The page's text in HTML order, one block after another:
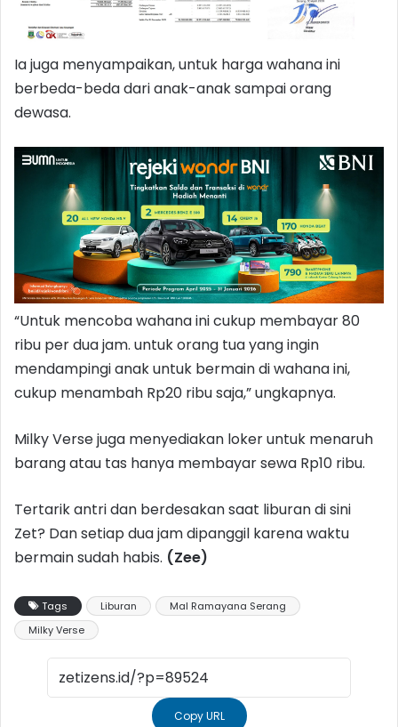
Ia juga menyampaikan, untuk harga wahana ini
berbeda-beda dari anak-anak sampai orang
dewasa.
“Untuk mencoba wahana ini cukup membayar 80
ribu per dua jam. untuk orang tua yang ingin
mendampingi anak untuk bermain di wahana ini,
cukup menambah Rp20 ribu saja,” ungkapnya.
Milky Verse juga menyediakan loker untuk menaruh
barang atau tas hanya membayar sewa Rp10 ribu.
Tertarik antri dan berdesakan saat liburan di sini
Zet? Dan setiap dua jam dipanggil karena waktu
bermain sudah habis. (Zee)
Tags Liburan
Mal Ramayana Serang
Milky Verse
Copy URL